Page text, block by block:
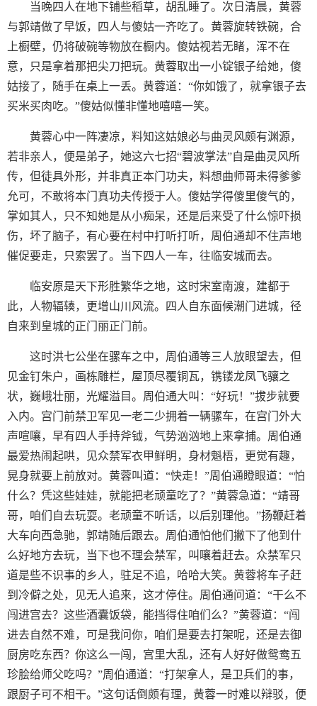
当晚四人在地下铺些稻草，胡乱睡了。次日清晨，黄蓉
与郭靖做了早饭，四人与傻姑一齐吃了。黄蓉旋转铁碗，合
上橱壁，仍将破碗等物放在橱内。傻姑视若无睹，浑不在
意，只是拿着那把尖刀把玩。黄蓉取出一小锭银子给她，傻
姑接了，随手在桌上一丢。黄蓉道：“你如饿了，就拿银子去
买米买肉吃。”傻姑似懂非懂地嘻嘻一笑。
黄蓉心中一阵凄凉，料知这姑娘必与曲灵风颇有渊源，
若非亲人，便是弟子，她这六七招“碧波掌法”自是曲灵风所
传，但徒具外形，并非真正本门功夫，料想曲师哥未得爹爹
允可，不敢将本门真功夫传授于人。傻姑学得傻里傻气的，
掌如其人，只不知她是从小痴呆，还是后来受了什么惊吓损
伤，坏了脑子，有心要在村中打听打听，周伯通却不住声地
催促要走，只索罢了。当下四人一车，往临安城而去。
临安原是天下形胜繁华之地，这时宋室南渡，建都于
此，人物辐辏，更增山川风流。四人自东面候潮门进城，径
自来到皇城的正门丽正门前。
这时洪七公坐在骡车之中，周伯通等三人放眼望去，但
见金钉朱户，画栋雕栏，屋顶尽覆铜瓦，镌镂龙凤飞骧之
状，巍峨壮丽，光耀溢目。周伯通大叫：“好玩！”拔步就要
入内。宫门前禁卫军见一老二少拥着一辆骡车，在宫门外大
声喧嚷，早有四人手持斧钺，气势汹汹地上来拿捕。周伯通
最爱热闹起哄，见众禁军衣甲鲜明，身材魁梧，更觉有趣，
晃身就要上前放对。黄蓉叫道：“快走！”周伯通瞪眼道：“怕
什么？凭这些娃娃，就能把老顽童吃了？”黄蓉急道：“靖哥
哥，咱们自去玩耍。老顽童不听话，以后别理他。”扬鞭赶着
大车向西急驰，郭靖随后跟去。周伯通怕他们撇下了他到什
么好地方去玩，当下也不理会禁军，叫嚷着赶去。众禁军只
道是些不识事的乡人，驻足不追，哈哈大笑。黄蓉将车子赶
到冷僻之处，见无人追来，这才停住。周伯通问道：“干么不
闯进宫去？这些酒囊饭袋，能挡得住咱们么？”黄蓉道：“闯
进去自然不难，可是我问你，咱们是要去打架呢，还是去御
厨房吃东西？你这么一闯，宫里大乱，还有人好好做鸳鸯五
珍脍给师父吃吗？”周伯通道：“打架拿人，是卫兵们的事，
跟厨子可不相干。”这句话倒颇有理，黄蓉一时难以辩驳，便